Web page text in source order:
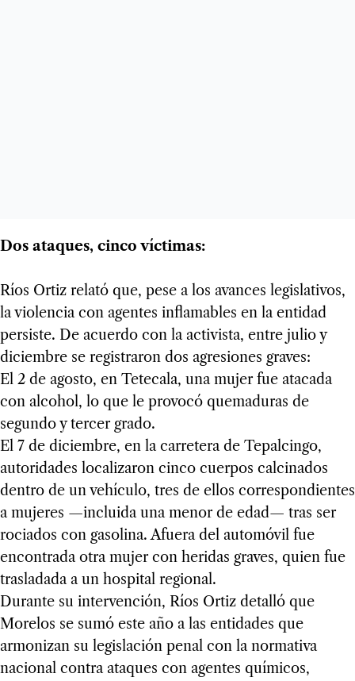
Dos ataques, cinco víctimas:
Ríos Ortiz relató que, pese a los avances legislativos,
la violencia con agentes inflamables en la entidad
persiste. De acuerdo con la activista, entre julio y
diciembre se registraron dos agresiones graves:
El 2 de agosto, en Tetecala, una mujer fue atacada
con alcohol, lo que le provocó quemaduras de
segundo y tercer grado.
El 7 de diciembre, en la carretera de Tepalcingo,
autoridades localizaron cinco cuerpos calcinados
dentro de un vehículo, tres de ellos correspondientes
a mujeres —incluida una menor de edad— tras ser
rociados con gasolina. Afuera del automóvil fue
encontrada otra mujer con heridas graves, quien fue
trasladada a un hospital regional.
Durante su intervención, Ríos Ortiz detalló que
Morelos se sumó este año a las entidades que
armonizan su legislación penal con la normativa
nacional contra ataques con agentes químicos,